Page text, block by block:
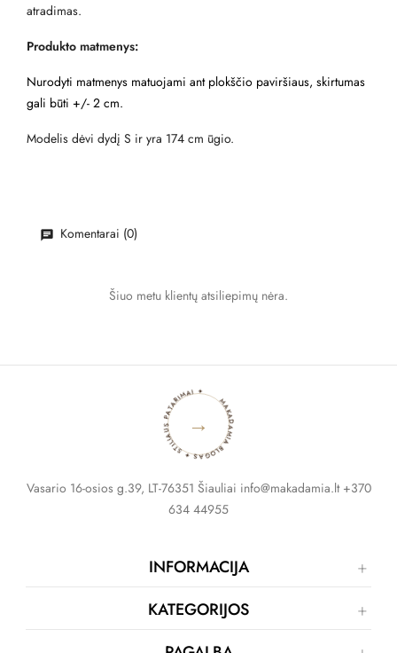
atradimas.
Produkto matmenys:
Nurodyti matmenys matuojami ant plokščio paviršiaus, skirtumas
gali būti +/- 2 cm.
Modelis dėvi dydį S ir yra 174 cm ūgio.
Komentarai (0)
Šiuo metu klientų atsiliepimų nėra.
MAKADAMIA BLOGAS ✦ STILIAUS PATARIMAI ✦
→
Vasario 16-osios g.39, LT-76351 Šiauliai info@makadamia.lt +370
634 44955
INFORMACIJA
KATEGORIJOS